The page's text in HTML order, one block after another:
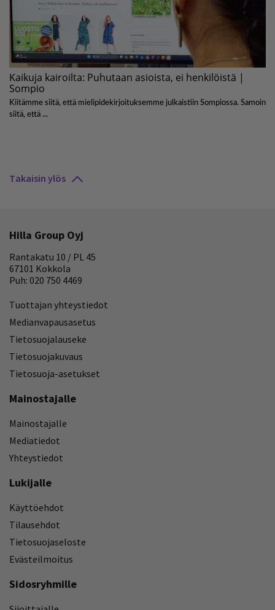
Takaisin ylös
Hilla Group Oyj
Rantakatu 10 / PL 45
67101 Kokkola
Puh: 020 750 4469
Tuottajan yhteystiedot
Medianvapausasetus
Tietosuojalauseke
Tietosuojakuvaus
Tietosuoja-asetukset
Mainostajalle
Mainostajalle
Mediatiedot
Yhteystiedot
Lukijalle
Käyttöehdot
Tilausehdot
Tietosuojaseloste
Evästeilmoitus
Sidosryhmille